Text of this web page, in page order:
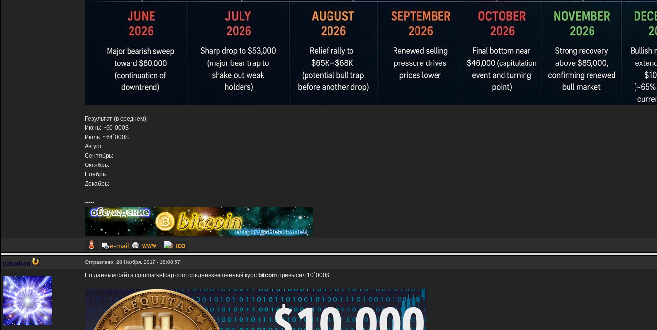
Результат (в среднем):
Июнь: ~60`000$
Июль: ~64`000$
Август:
Сентябрь:
Октябрь:
Ноябрь:
Декабрь:
-----
yakodsen Отправлено: 28 Ноября, 2017 - 18:08:57
По данным сайта coinmarketcap.com средневзвешенный курс bitcoin превысил 10`000$.